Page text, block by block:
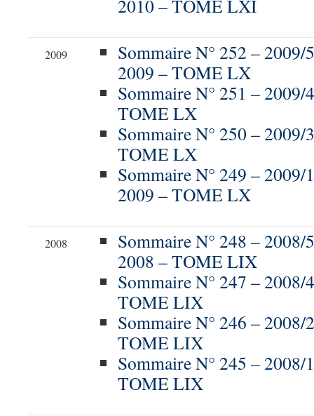
2010 – TOME LXI
2009
Sommaire N° 252 –
2009 – TOME LX
Sommaire N° 251 –
TOME LX
Sommaire N° 250 –
TOME LX
Sommaire N° 249 –
2009 – TOME LX
2008
Sommaire N° 248 –
2008 – TOME LIX
Sommaire N° 247 –
TOME LIX
Sommaire N° 246 –
TOME LIX
Sommaire N° 245 –
TOME LIX